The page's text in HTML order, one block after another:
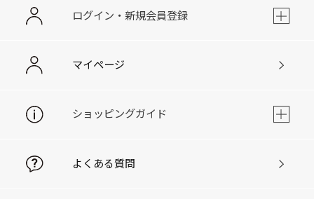
ログイン・新規会員登録
マイページ
ショッピングガイド
よくある質問